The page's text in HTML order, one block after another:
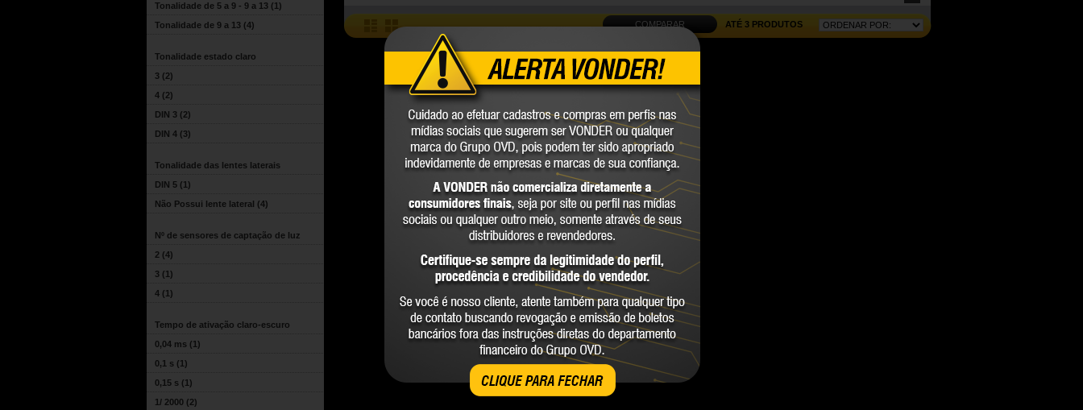
CLIQUE PARA FECHAR
Tonalidade de 5 a 9 - 9 a 13 (1)
Tonalidade de 9 a 13 (4)
Tonalidade estado claro
3 (2)
4 (2)
DIN 3 (2)
DIN 4 (3)
Tonalidade das lentes laterais
DIN 5 (1)
Não Possui lente lateral (4)
Nº de sensores de captação de luz
2 (4)
3 (1)
4 (1)
Tempo de ativação claro-escuro
0,04 ms (1)
0,1 s (1)
0,15 s (1)
1/ 2000 (2)
COMPARAR ATÉ 3 PRODUTOS